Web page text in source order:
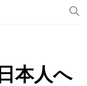
本人へ